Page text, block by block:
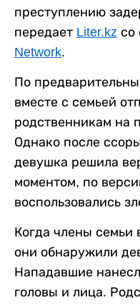
преступлению
передает Liter.kz со
Network.
По
вместе с семьей
родственникам на
Однако после
девушка решила
моментом, по
воспользовались
Когда члены семьи
они обнаружили
Нападавшие
головы и лица.